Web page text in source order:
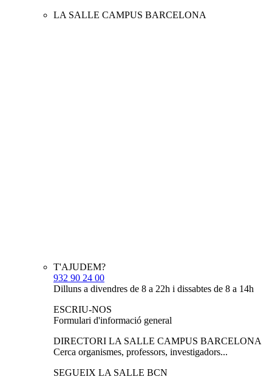
LA SALLE CAMPUS BARCELONA
T'AJUDEM?
932 90 24 00
Dilluns a divendres de 8 a 22h i dissabtes de 8 a 14h
ESCRIU-NOS
Formulari d'informació general
DIRECTORI LA SALLE CAMPUS BARCELONA
Cerca organismes, professors, investigadors...
SEGUEIX LA SALLE BCN